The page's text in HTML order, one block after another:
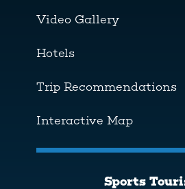
Video Gallery
Hotels
Trip Recommendations
Interactive Map
Sports